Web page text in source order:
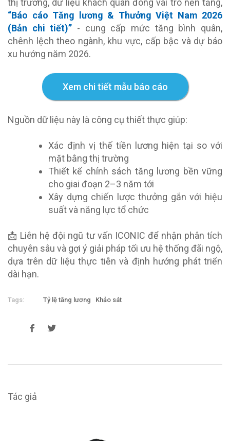
thị trường, dữ liệu khách quan đóng vai trò nền tảng,
“Báo cáo Tăng lương & Thưởng Việt Nam 2026
(Bản chi tiết)” - cung cấp mức tăng bình quân,
chênh lệch theo ngành, khu vực, cấp bậc và dự báo
xu hướng năm 2026.
Xem chi tiết mẫu báo cáo
Nguồn dữ liệu này là công cụ thiết thực giúp:
Xác định vị thế tiền lương hiện tại so với
mặt bằng thị trường
Thiết kế chính sách tăng lương bền vững
cho giai đoạn 2–3 năm tới
Xây dựng chiến lược thưởng gắn với hiệu
suất và năng lực tổ chức
📩 Liên hệ đội ngũ tư vấn ICONIC để nhận phân tích
chuyên sâu và gợi ý giải pháp tối ưu hệ thống đãi ngộ,
dựa trên dữ liệu thực tiễn và định hướng phát triển
dài hạn.
Tags: Tỷ lệ tăng lương Khảo sát
Tác giả